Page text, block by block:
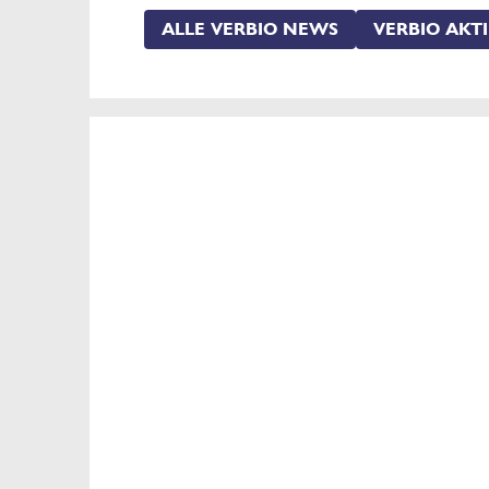
ALLE VERBIO NEWS VERBIO